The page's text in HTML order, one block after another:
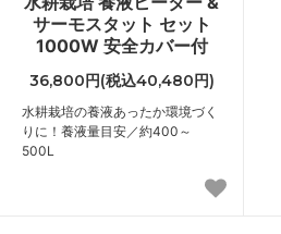
サーモスタット セット
1000W 安全カバー付
36,800円(税込40,480円)
水耕栽培の養液あったか環境づく
りに！養液量目安／約400～
500L